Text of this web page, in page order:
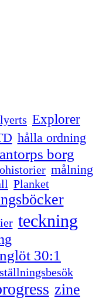
Explorer
hålla ordning
borg
målning
Planket
teckning
30:1
zine